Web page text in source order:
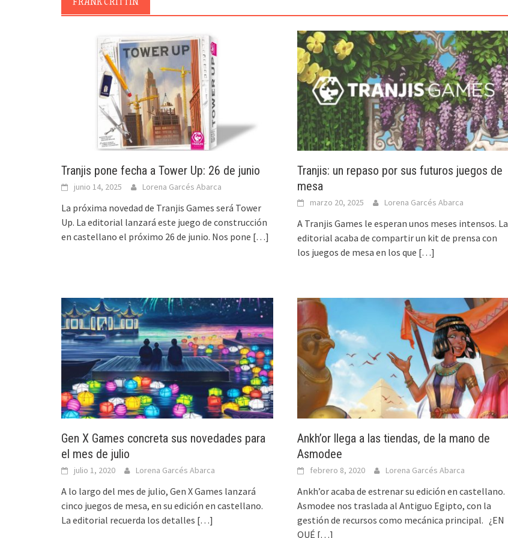
Tranjis pone fecha a Tower Up: 26 de junio
junio 14, 2025 Lorena Garcés Abarca
La próxima novedad de Tranjis Games será Tower
Up. La editorial lanzará este juego de construcción
en castellano el próximo 26 de junio. Nos pone […]
Tranjis: un repaso por sus futuros juegos de
mesa
marzo 20, 2025 Lorena Garcés Abarca
A Tranjis Games le esperan unos meses intensos. La
editorial acaba de compartir un kit de prensa con
los juegos de mesa en los que […]
Gen X Games concreta sus novedades para
el mes de julio
julio 1, 2020 Lorena Garcés Abarca
A lo largo del mes de julio, Gen X Games lanzará
cinco juegos de mesa, en su edición en castellano.
La editorial recuerda los detalles […]
Ankh’or llega a las tiendas, de la mano de
Asmodee
febrero 8, 2020 Lorena Garcés Abarca
Ankh’or acaba de estrenar su edición en castellano.
Asmodee nos traslada al Antiguo Egipto, con la
gestión de recursos como mecánica principal. ¿EN
QUÉ […]